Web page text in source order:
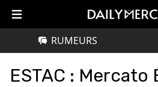
RUMEURS
ESTAC : Mercato